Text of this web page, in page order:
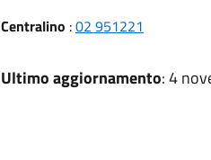
Centralino :02 951221
Ultimo aggiornamento: 4